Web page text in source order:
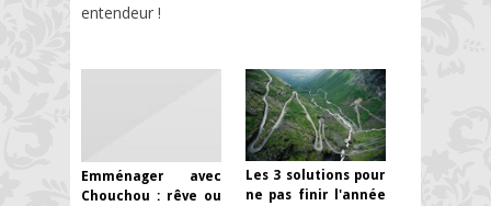
entendeur !
Emménager avec
Chouchou : rêve ou
Les 3 solutions pour
ne pas finir l'année